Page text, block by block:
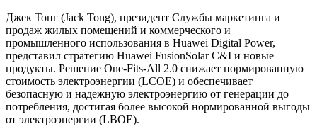
Джек Тонг (Jack Tong), президент Службы маркетинга и
продаж жилых помещений и коммерческого и
промышленного использования в Huawei Digital Power,
представил стратегию Huawei FusionSolar C&I и новые
продукты. Решение One-Fits-All 2.0 снижает нормированную
стоимость электроэнергии (LCOE) и обеспечивает
безопасную и надежную электроэнергию от генерации до
потребления, достигая более высокой нормированной выгоды
от электроэнергии (LBOE).